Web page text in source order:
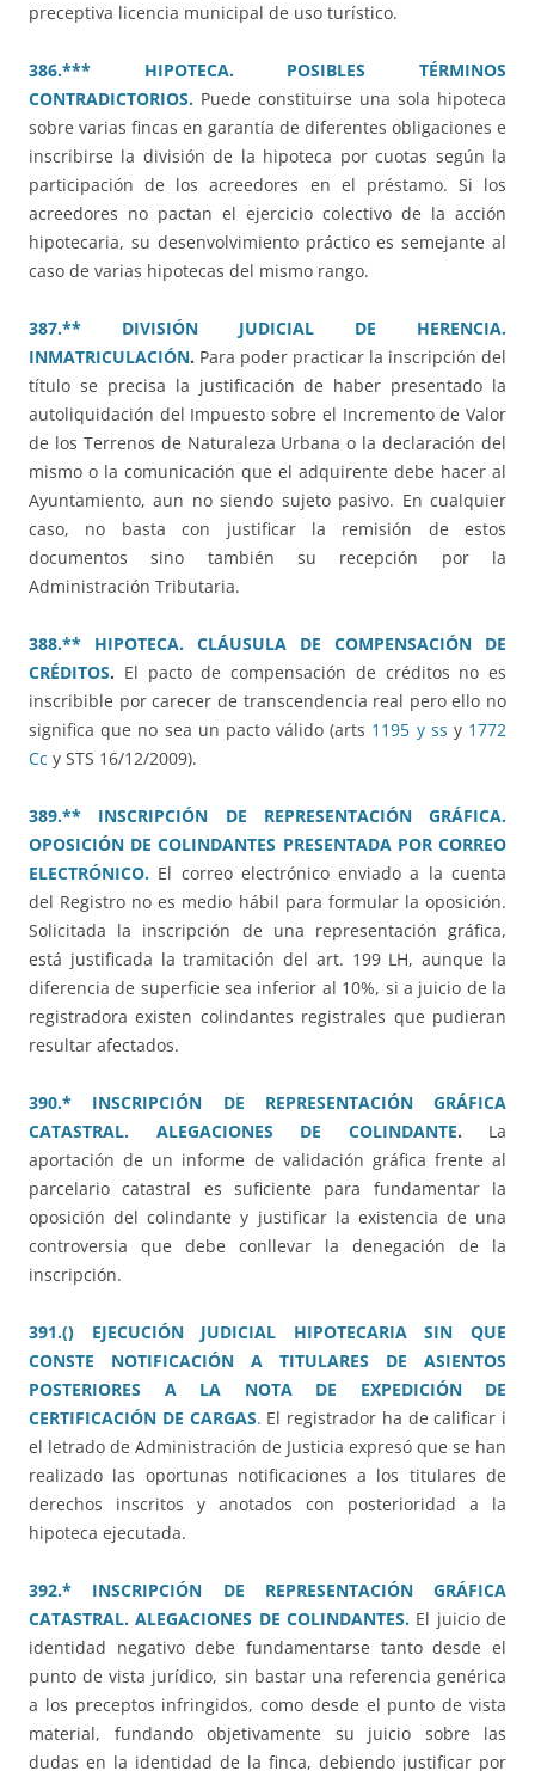
preceptiva licencia municipal de uso turístico.
386.*** HIPOTECA. POSIBLES TÉRMINOS
CONTRADICTORIOS. Puede constituirse una sola hipoteca
sobre varias fincas en garantía de diferentes obligaciones e
inscribirse la división de la hipoteca por cuotas según la
participación de los acreedores en el préstamo. Si los
acreedores no pactan el ejercicio colectivo de la acción
hipotecaria, su desenvolvimiento práctico es semejante al
caso de varias hipotecas del mismo rango.
387.** DIVISIÓN JUDICIAL DE HERENCIA.
INMATRICULACIÓN. Para poder practicar la inscripción del
título se precisa la justificación de haber presentado la
autoliquidación del Impuesto sobre el Incremento de Valor
de los Terrenos de Naturaleza Urbana o la declaración del
mismo o la comunicación que el adquirente debe hacer al
Ayuntamiento, aun no siendo sujeto pasivo. En cualquier
caso, no basta con justificar la remisión de estos
documentos sino también su recepción por la
Administración Tributaria.
388.** HIPOTECA. CLÁUSULA DE COMPENSACIÓN DE
CRÉDITOS. El pacto de compensación de créditos no es
inscribible por carecer de transcendencia real pero ello no
significa que no sea un pacto válido (arts 1195 y ss y 1772
Cc y STS 16/12/2009).
389.** INSCRIPCIÓN DE REPRESENTACIÓN GRÁFICA.
OPOSICIÓN DE COLINDANTES PRESENTADA POR CORREO
ELECTRÓNICO. El correo electrónico enviado a la cuenta
del Registro no es medio hábil para formular la oposición.
Solicitada la inscripción de una representación gráfica,
está justificada la tramitación del art. 199 LH, aunque la
diferencia de superficie sea inferior al 10%, si a juicio de la
registradora existen colindantes registrales que pudieran
resultar afectados.
390.* INSCRIPCIÓN DE REPRESENTACIÓN GRÁFICA
CATASTRAL. ALEGACIONES DE COLINDANTE. La
aportación de un informe de validación gráfica frente al
parcelario catastral es suficiente para fundamentar la
oposición del colindante y justificar la existencia de una
controversia que debe conllevar la denegación de la
inscripción.
391.() EJECUCIÓN JUDICIAL HIPOTECARIA SIN QUE
CONSTE NOTIFICACIÓN A TITULARES DE ASIENTOS
POSTERIORES A LA NOTA DE EXPEDICIÓN DE
CERTIFICACIÓN DE CARGAS. El registrador ha de calificar i
el letrado de Administración de Justicia expresó que se han
realizado las oportunas notificaciones a los titulares de
derechos inscritos y anotados con posterioridad a la
hipoteca ejecutada.
392.* INSCRIPCIÓN DE REPRESENTACIÓN GRÁFICA
CATASTRAL. ALEGACIONES DE COLINDANTES. El juicio de
identidad negativo debe fundamentarse tanto desde el
punto de vista jurídico, sin bastar una referencia genérica
a los preceptos infringidos, como desde el punto de vista
material, fundando objetivamente su juicio sobre las
dudas en la identidad de la finca, debiendo justificar por